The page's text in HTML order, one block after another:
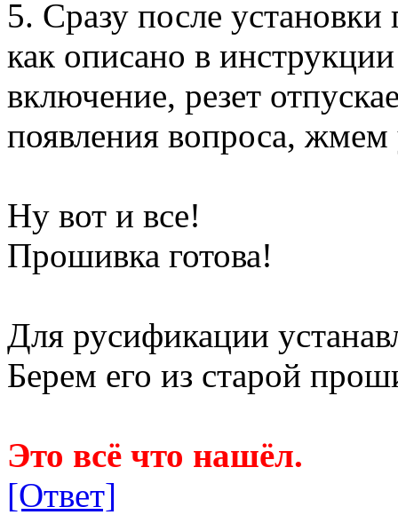
5. Сразу после
как описано в
включение, резет
появления вопроса, жмем
Ну вот и все!
Прошивка готова!
Для русификации
Берем его из старой
Это всё что нашёл.
[Ответ]